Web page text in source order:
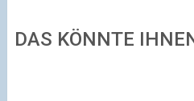
DAS KÖNNTE